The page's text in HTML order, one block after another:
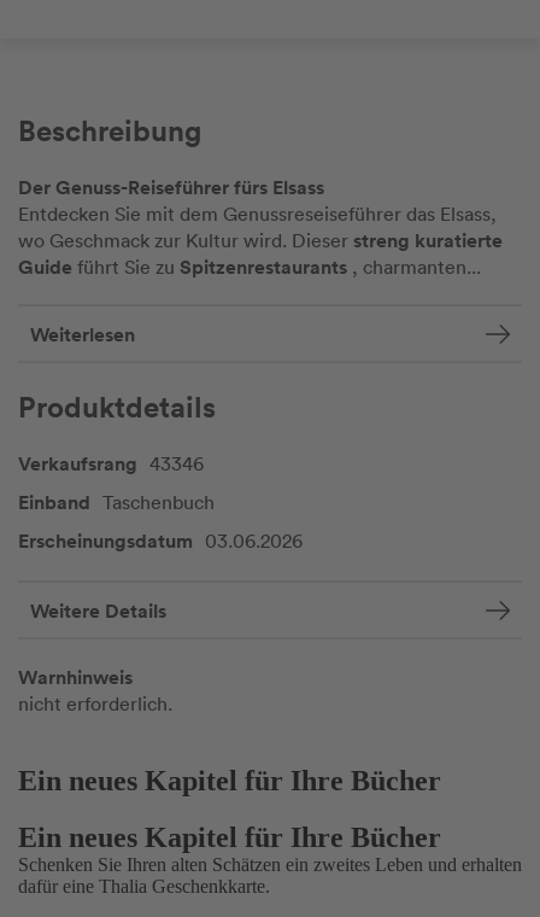
Beschreibung
Der Genuss-Reiseführer fürs Elsass
Entdecken Sie mit dem Genussreseiseführer das Elsass,
wo Geschmack zur Kultur wird. Dieser streng kuratierte
Guide führt Sie zu Spitzenrestaurants , charmanten...
Weiterlesen
Produktdetails
Verkaufsrang 43346
Einband Taschenbuch
Erscheinungsdatum 03.06.2026
Weitere Details
Warnhinweis
nicht erforderlich.
Ein neues Kapitel für Ihre Bücher
Ein neues Kapitel für Ihre Bücher
Schenken Sie Ihren alten Schätzen ein zweites Leben und erhalten
dafür eine Thalia Geschenkkarte.